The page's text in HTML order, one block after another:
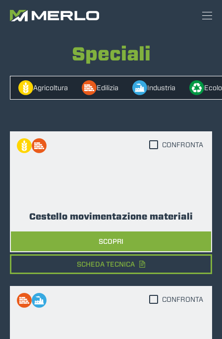
Speciali
Agricoltura Edilizia Industria
Cestello movimentazione materiali
SCOPRI
CONFRONTA
SCHEDA TECNICA
CONFRONTA